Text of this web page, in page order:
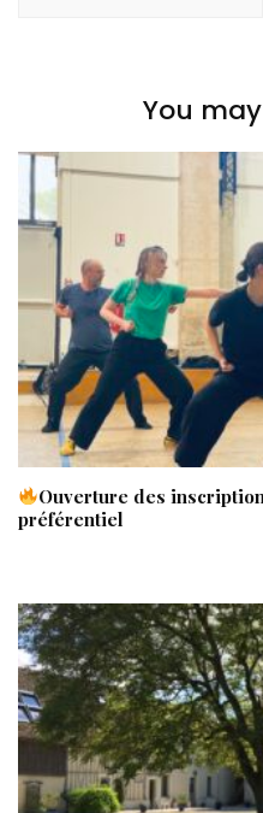
You
Ouverture des
préférentiel